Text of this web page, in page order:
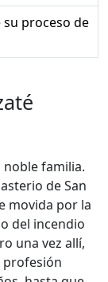
proceso de
noble familia.
de San
movida por la
del incendio
una vez allí,
profesión